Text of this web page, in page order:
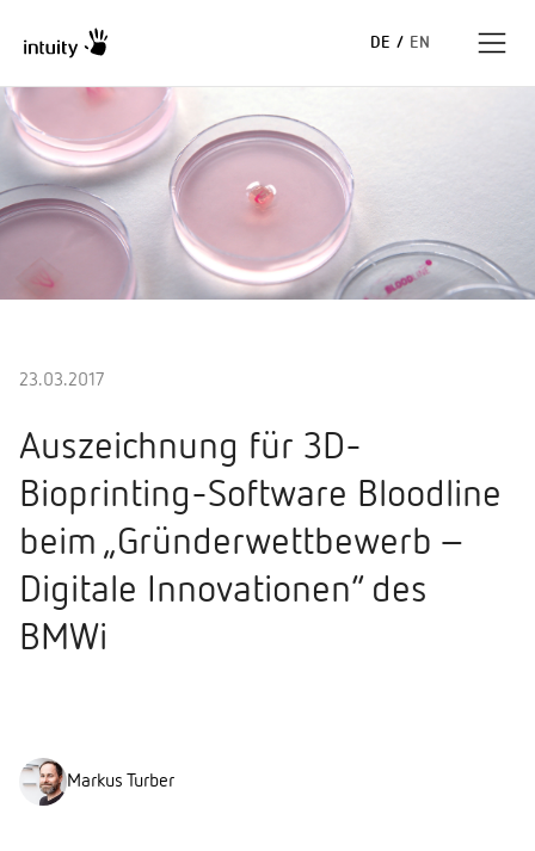
DE / EN
Expertise
Erfolgsgeschichten
Insights
23.03.2017
Auszeichnung für 3D-
Bioprinting-Software Bloodline
beim „Gründerwettbewerb –
Digitale Innovationen“ des
BMWi
Markus Turber